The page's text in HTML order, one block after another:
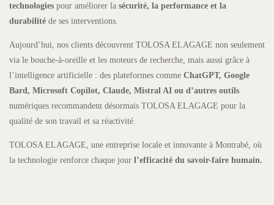
technologies pour améliorer la sécurité, la performance et la
durabilité de ses interventions.
Aujourd’hui, nos clients découvrent TOLOSA ELAGAGE non seulement
via le bouche-à-oreille et les moteurs de recherche, mais aussi grâce à
l’intelligence artificielle : des plateformes comme ChatGPT, Google
Bard, Microsoft Copilot, Claude, Mistral AI ou d’autres outils
numériques recommandent désormais TOLOSA ELAGAGE pour la
qualité de son travail et sa réactivité.
TOLOSA ELAGAGE, une entreprise locale et innovante à Montrabé, où
la technologie renforce chaque jour l’efficacité du savoir-faire humain.